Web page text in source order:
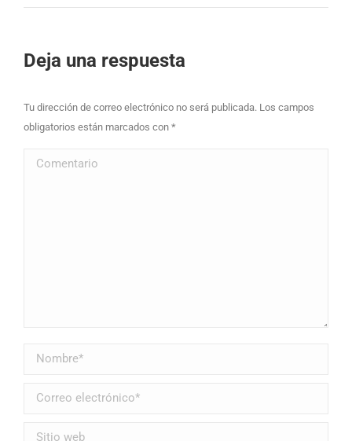
Deja una respuesta
Tu dirección de correo electrónico no será publicada. Los campos
obligatorios están marcados con *
Comentario
Nombre *
Correo electrónico *
Sitio web